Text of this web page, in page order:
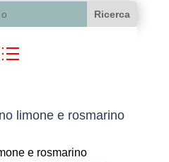
e rosmarino